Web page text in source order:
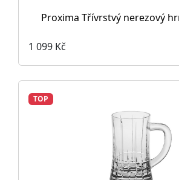
Proxima Třívrstvý nerezový
1 099 Kč
TOP